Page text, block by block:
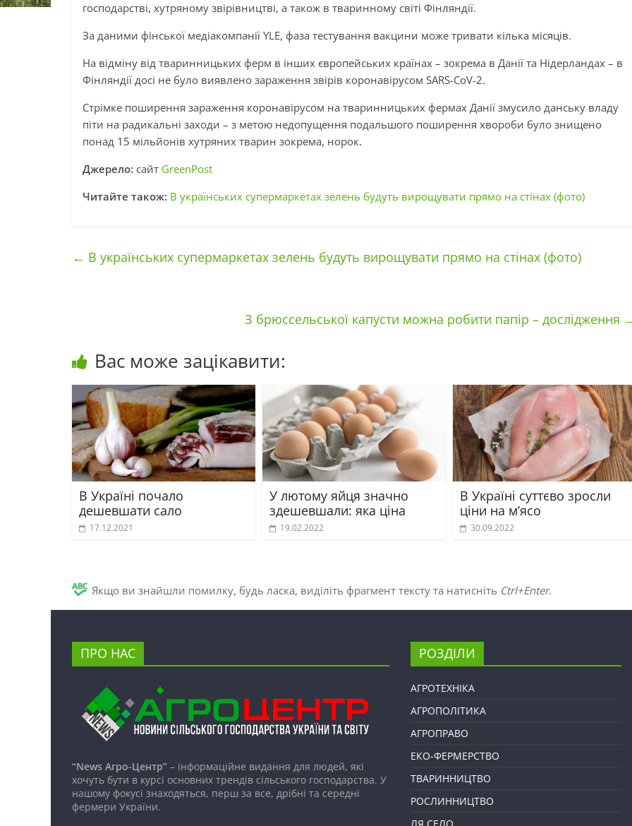
господарстві, хутряному звірівництві, а також в тваринному світі Фінляндії.
За даними фінської медіакомпанії YLE, фаза тестування вакцини може тривати кілька місяців.
На відміну від тваринницьких ферм в інших європейських країнах – зокрема в Данії та Нідерландах – в
Фінляндії досі не було виявлено зараження звірів коронавірусом SARS-CoV-2.
Стрімке поширення зараження коронавірусом на тваринницьких фермах Данії змусило данську владу
піти на радикальні заходи – з метою недопущення подальшого поширення хвороби було знищено
понад 15 мільйонів хутряних тварин зокрема, норок.
Джерело: сайт GreenPost
Читайте також: В українських супермаркетах зелень будуть вирощувати прямо на стінах (фото)
← В українських супермаркетах зелень будуть вирощувати прямо на стінах (фото)
З брюссельської капусти можна робити папір – дослідження
Вас може зацікавити:
В Україні почало
дешевшати сало
17.12.2021
У лютому яйця значно
здешевшали: яка ціна
19.02.2022
В Україні суттєво зросли
ціни на м’ясо
30.09.2022
Якщо ви знайшли помилку, будь ласка, виділіть фрагмент тексту та натисніть Ctrl+Enter.
ПРО НАС
“News Агро-Центр” – інформаційне видання для людей, які
хочуть бути в курсі основних трендів сільського господарства. У
нашому фокусі знаходяться, перш за все, дрібні та середні
фермери України.
РОЗДІЛИ
АГРОТЕХНІКА
АГРОПОЛІТИКА
АГРОПРАВО
ЕКО-ФЕРМЕРСТВО
ТВАРИННИЦТВО
РОСЛИННИЦТВО
ЛЯ СЕЛО